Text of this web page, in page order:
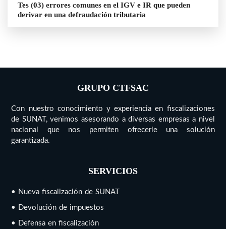
Tes (03) errores comunes en el IGV e IR que pueden
derivar en una defraudación tributaria
GRUPO CTFSAC
Con nuestro conocimiento y experiencia en fiscalizaciones
de SUNAT, venimos asesorando a diversas empresas a nivel
nacional que nos permiten ofrecerle una solución
garantizada.
SERVICIOS
• Nueva fiscalización de SUNAT
• Devolución de impuestos
• Defensa en fiscalización